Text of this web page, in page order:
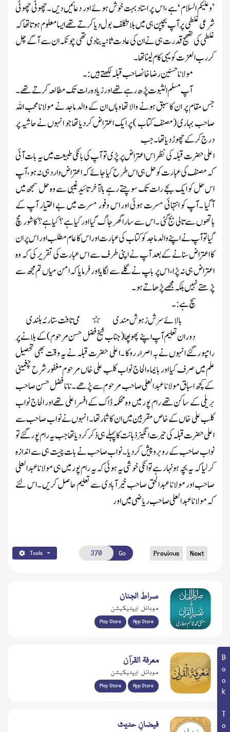
Book Topic
’وعلیکم السلام ‘ہے ،اس پر استاد بہت خوش ہوئے اور دعائیں دیں ۔چھوٹی چھوٹی
شرعی غلطی پر آپ بچپن ہی میں بلا تکلف بول دیا کرتے تھے ایسا معلوم ہوتاتھا کہ
غلطی کی تصحیح قدرت ہی نے ان کی عادت ثانیہ بنادی تھی چونکہ ان سے آگے چل
کر رب العزت کو یہی کام لینا تھا ۔
مولانا حسنین رضا خانصاحب قبلہ لکھتے ہیں :۔
آپ مسلم الثبوت پڑھ رہے تھے اور زیادہ رات تک مطالعہ کرتے تھے ۔
جس مقام پر ان کا سبق ہونے والا تھا وہاں ان کے والد ماجد نے مولانا محب اللہ
صاحب بہاری (مصنف کتاب ) پر ایک اعتراض کردیا تھا جو انہوں نے حاشیہ پر
درج کرکے چھوڑ دیا تھا ۔جب
اعلی حضرت قبلہ کی نظر اس اعتراض پر پڑی تو آپ کی بانکی طبیعت میں یہ بات آئی
کہ مصنف کی عبارت کو حل ہی اس طرح کیا جائے کہ اعتراض وارد ہی نہ ہو، آپ
اس حل کو ایک بجے رات تک سوچتے رہے بالآخر تائید غیبی سے وہ حل سمجھ میں
آگیا ۔آپ کو انتہائی مسرت ہوئی اور اس وفور مسرت میں بے اختیار آپ کے
ہاتھوں سے تالی بج گئی ۔اس سے سارا گھر جاگ گیا اور کیا ہے ؟کیا ہے؟ کا شور مچ
گیا توآپ نے اپنے والدماجد کو کتاب کی عبارت اور اس کا عام مطلب اور اس پر ان
کا اعتراض سنانے کے بعد آپ نے اپنی طرف سے اس عبارت کی تقریر کی کہ وہ
اعتراض ہی نہ پڑا، اس پر باپ نے گلے سے لگایا اور فرمایا کہ امن میاں تم مجھ سے
پڑھتے نہیں بلکہ مجھے پڑھاتے ہو ۔
سچ ہے :۔
بالائے سرش زہوش مندی
٭
می تافت ستارئہ بلندی
دوران تعلیم آپ اپنے پھوپھا (جناب شیخ فضل حسن مرحوم ) کے بلانے پر
رامپو رگئے انہوں نے بہ اصرار روکا ۔اعلی حضرت قبلہ نے یہ وقت بھی تحصیل
علم میں صرف کیا اور بایماء الحاج نواب کلب علی خاں مرحوم مغفور شرح چغمینی
کے کچھ اسباق مولانا عبدالعلی صاحب مرحوم سے پڑھے ۔نانا فضل حسن صاحب
بریلی کے ساکن تھے رام پور میں وہ محکمہ ڈاک کے افسر اعلی تھے اور الحاج نواب
کلب علی خاں کے خاص مقربین میں ان کا شمار تھا۔ انہوں نے نواب صاحب سے
اعلی حضرت قبلہ کی حیرت انگیز ذہانت کا پہلے ہی ذکر کردیا تھا جب یہ رام پورگئے تو
نواب صاحب کے روبرو پیش کردیا ۔نواب صاحب نے بات چیت ہی سے اندازہ
کرلیا کہ یہ بچہ ہونہار ہے تو انکی خوشی یہ ہوئی کہ یہ رام پور میں ہی مولانا عبدالعلی
صاحب اور مولانا عبدالحق صاحب خیرآبادی سے تعلیم حاصل کریں ۔اس لئے
کہ مولانا عبدا لعلی صاحب ریاضی میں اور
Tools Go Previous Next
صراط الجنان
موبائل ایپلیکیشن
Play Store App Store
معرفۃ القرآن
موبائل ایپلیکیشن
Play Store App Store
فیضانِ حدیث